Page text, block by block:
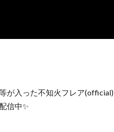
が入った不知火フレア(official)
信中✨